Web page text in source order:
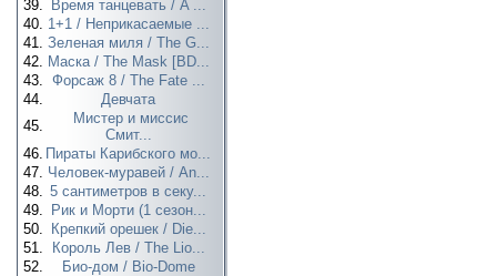
39.
Время танцевать / A ...
40. 1+1 / Неприкасаемые ...
41. Зеленая миля / The G...
42. Маска / The Mask [BD...
43. Форсаж 8 / The Fate ...
44.
Девчата
45.
Мистер и миссис
Смит...
46. Пираты Карибского мо...
47. Человек-муравей / An...
48. 5 сантиметров в секу...
49.
Рик и Морти (1 сезон...
50.
Крепкий орешек / Die...
51.
Король Лев / The Lio...
52.
Био-дом / Bio-Dome